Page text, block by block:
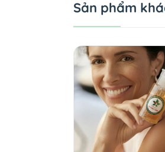
Sản phẩm